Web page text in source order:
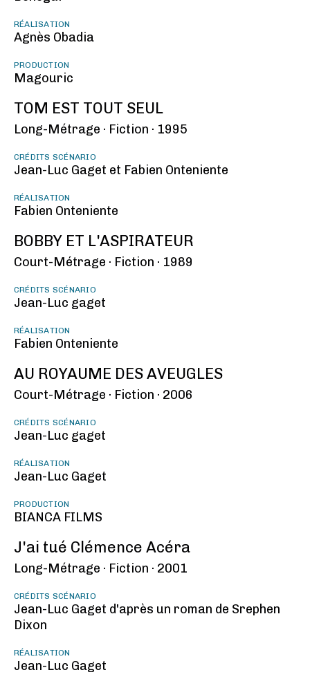
RÉALISATION
Agnès Obadia
PRODUCTION
Magouric
TOM EST TOUT SEUL
Long-Métrage · Fiction · 1995
CRÉDITS SCÉNARIO
Jean-Luc Gaget et Fabien Onteniente
RÉALISATION
Fabien Onteniente
BOBBY ET L'ASPIRATEUR
Court-Métrage · Fiction · 1989
CRÉDITS SCÉNARIO
Jean-Luc gaget
RÉALISATION
Fabien Onteniente
AU ROYAUME DES AVEUGLES
Court-Métrage · Fiction · 2006
CRÉDITS SCÉNARIO
Jean-Luc gaget
RÉALISATION
Jean-Luc Gaget
PRODUCTION
BIANCA FILMS
J'ai tué Clémence Acéra
Long-Métrage · Fiction · 2001
CRÉDITS SCÉNARIO
Jean-Luc Gaget d'après un roman de Srephen
Dixon
RÉALISATION
Jean-Luc Gaget